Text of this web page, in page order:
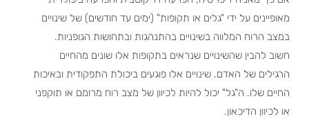
מאופיינים על ידי "גלים או תקופות" (ימים עד חודשים) של שינויים
במצב הרוח המלווה בשינויים בהתנהגות ובתחושות הגופניות.
חשוב להבין שהשינויים שנראים בתקופות אלו שונים מהחיים
הרגילים של האדם. שינויים אלו פוגעים ביכולת התפקודית ובאיכות
החיים שלו. ה"גל" יכול להיות לכיוון של מצב רוח מרומם או תוקפני
או לכיוון הדיכאון.